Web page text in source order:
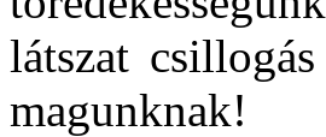
látszat
magunknak!